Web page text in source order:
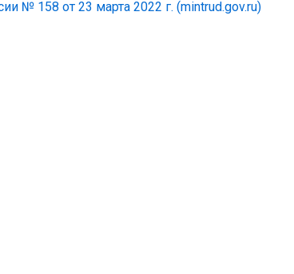
№ 158 от 23 марта 2022 г. (mintrud.gov.ru)